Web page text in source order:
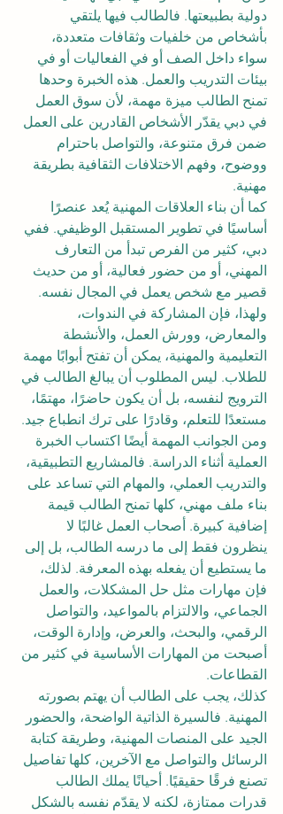
دولية بطبيعتها. فالطالب فيها يلتقي
بأشخاص من خلفيات وثقافات متعددة،
سواء داخل الصف أو في الفعاليات أو في
بيئات التدريب والعمل. هذه الخبرة وحدها
تمنح الطالب ميزة مهمة، لأن سوق العمل
في دبي يقدّر الأشخاص القادرين على العمل
ضمن فرق متنوعة، والتواصل باحترام
ووضوح، وفهم الاختلافات الثقافية بطريقة
مهنية.
كما أن بناء العلاقات المهنية يُعد عنصرًا
أساسيًا في تطوير المستقبل الوظيفي. ففي
دبي، كثير من الفرص تبدأ من التعارف
المهني، أو من حضور فعالية، أو من حديث
قصير مع شخص يعمل في المجال نفسه.
ولهذا، فإن المشاركة في الندوات،
والمعارض، وورش العمل، والأنشطة
التعليمية والمهنية، يمكن أن تفتح أبوابًا مهمة
للطلاب. ليس المطلوب أن يبالغ الطالب في
الترويج لنفسه، بل أن يكون حاضرًا، مهتمًا،
مستعدًا للتعلم، وقادرًا على ترك انطباع جيد.
ومن الجوانب المهمة أيضًا اكتساب الخبرة
العملية أثناء الدراسة. فالمشاريع التطبيقية،
والتدريب العملي، والمهام التي تساعد على
بناء ملف مهني، كلها تمنح الطالب قيمة
إضافية كبيرة. أصحاب العمل غالبًا لا
ينظرون فقط إلى ما درسه الطالب، بل إلى
ما يستطيع أن يفعله بهذه المعرفة. لذلك،
فإن مهارات مثل حل المشكلات، والعمل
الجماعي، والالتزام بالمواعيد، والتواصل
الرقمي، والبحث، والعرض، وإدارة الوقت،
أصبحت من المهارات الأساسية في كثير من
القطاعات.
كذلك، يجب على الطالب أن يهتم بصورته
المهنية. فالسيرة الذاتية الواضحة، والحضور
الجيد على المنصات المهنية، وطريقة كتابة
الرسائل والتواصل مع الآخرين، كلها تفاصيل
تصنع فرقًا حقيقيًا. أحيانًا يملك الطالب
قدرات ممتازة، لكنه لا يقدّم نفسه بالشكل